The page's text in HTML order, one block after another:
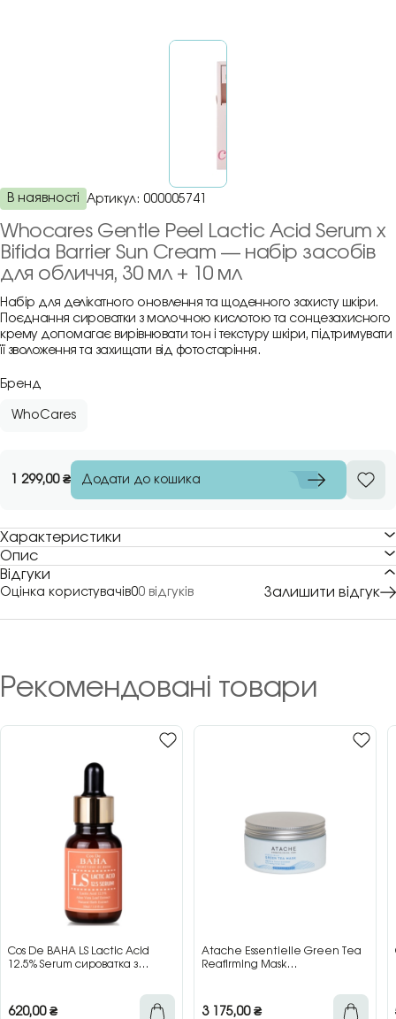
В наявності Артикул: 000005741
Whocares Gentle Peel Lactic Acid Serum x
Bifida Barrier Sun Cream — набір засобів
для обличчя, 30 мл + 10 мл
Набір для делікатного оновлення та щоденного захисту шкіри.
Поєднання сироватки з молочною кислотою та сонцезахисного
крему допомагає вирівнювати тон і текстуру шкіри, підтримувати
її зволоження та захищати від фотостаріння.
Бренд
WhoCares
1 299,00₴ Додати до кошика
Характеристики
Опис
Відгуки
Оцінка користувачів00 відгуків Залишити відгук
Рекомендовані товари
Cos De BAHA LS Lactic Acid
12.5% Serum сироватка з
620,00₴
Atache Essentielle Green Tea
Reafirming Mask
3 175,00₴